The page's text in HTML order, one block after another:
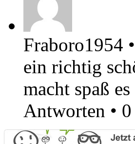
Fraboro1954 •
ein richtig
macht spaß
Antworten • 0